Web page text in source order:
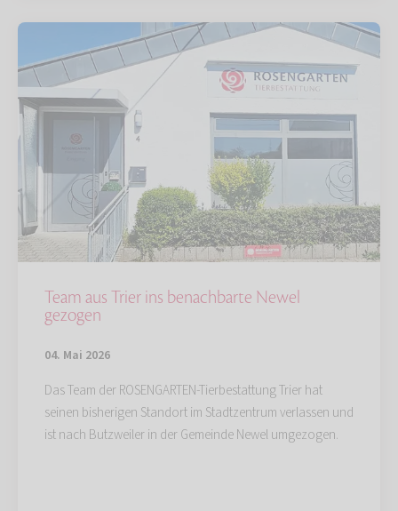
Team aus Trier ins benachbarte Newel
gezogen
04. Mai 2026
Das Team der ROSENGARTEN-Tierbestattung Trier hat
seinen bisherigen Standort im Stadtzentrum verlassen und
ist nach Butzweiler in der Gemeinde Newel umgezogen.